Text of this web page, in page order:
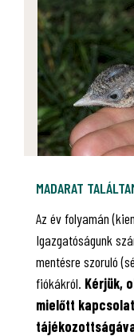
MADARAT
Az év folyamán
Igazgatóságunk
mentésre szoruló
fiókákról. Kérjük,
mielőtt